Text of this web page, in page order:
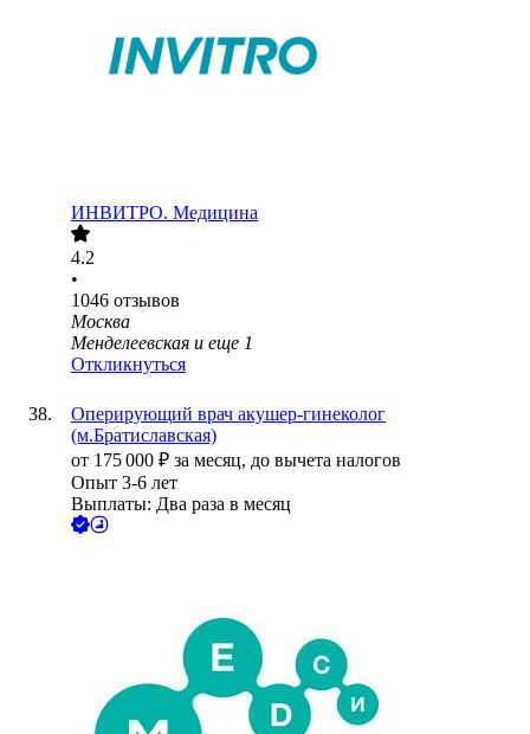
ИНВИТРО. Медицина
4.2
•
1046 отзывов
Москва
Менделеевская и еще 1
Откликнуться
Оперирующий врач акушер-гинеколог
(м.Братиславская)
от 175 000 ₽ за месяц, до вычета налогов
Опыт 3-6 лет
Выплаты: Два раза в месяц